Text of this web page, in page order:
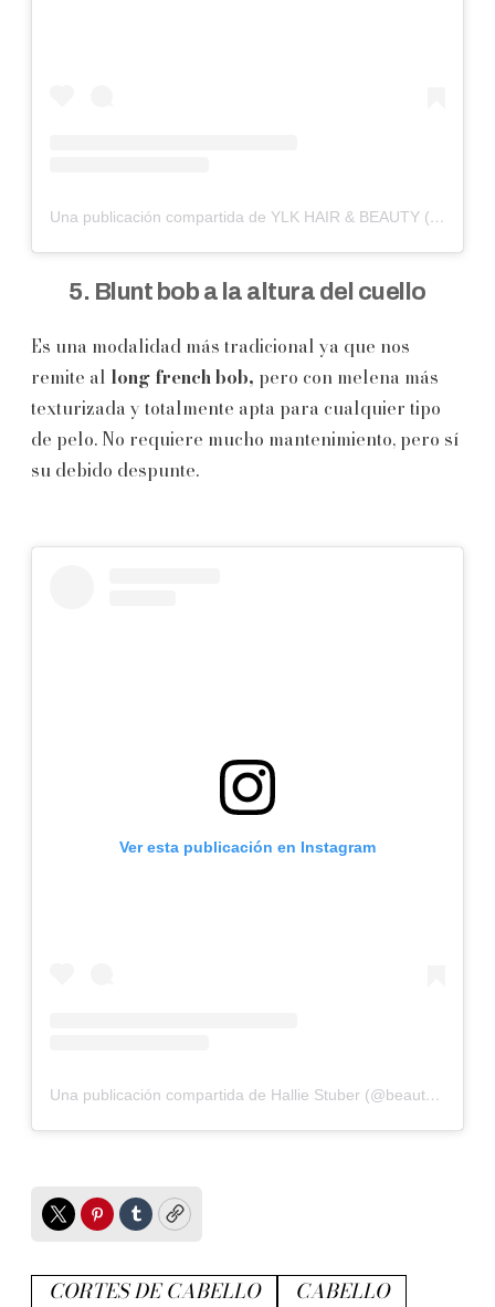
Una publicación compartida de YLK HAIR & BEAUTY (@ylk.hairandbeauty)
5. Blunt bob a la altura del cuello
Es una modalidad más tradicional ya que nos
remite al long french bob, pero con melena más
texturizada y totalmente apta para cualquier tipo
de pelo. No requiere mucho mantenimiento, pero sí
su debido despunte.
Ver esta publicación en Instagram
Una publicación compartida de Hallie Stuber (@beautybyhallie_)
TwitterPinterest
TumblrCopy
CORTES DE CABELLO
CABELLO